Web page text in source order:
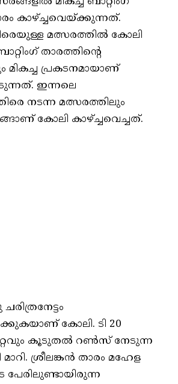
കാഴ്ച്ചവെയ്ക്കുന്നത്.
മത്സരത്തിൽ കോലി
താരത്തിന്റെ
പ്രകടനമായാണ്
ഇന്നലെ
നടന്ന മത്സരത്തിലും
കോലി കാഴ്ച്ചവെച്ചത്.
കോലി. ടി 20
കൂടുതൽ റൺസ് നേടുന്ന
ശ്രീലങ്കൻ താരം മഹേള